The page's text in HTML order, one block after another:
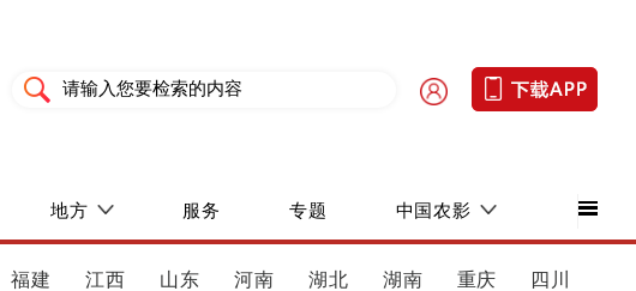
地方 服务 专题 中国农影
福建 江西 山东 河南 湖北 湖南 重庆 四川